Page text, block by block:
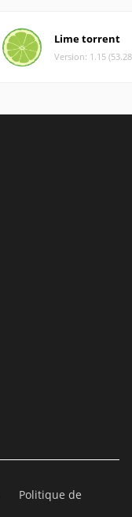
Lime torrent
Version: 1.15
Politique de